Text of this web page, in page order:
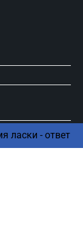
ласки - ответ